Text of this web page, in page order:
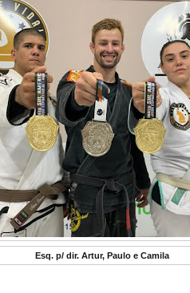
Esq. p/ dir. Artur, Paulo e Camila